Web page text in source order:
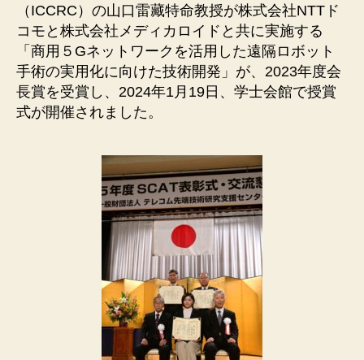
（ICCRC）の山口雷藏特命教授が株式会社NTTド
コモと株式会社メディカロイドと共に実施する
「商用５Gネットワークを活用した遠隔ロボット
手術の実用化に向けた技術開発」が、2023年度会
長賞を受賞し、2024年1月19日、学士会館で授賞
式が開催されました。